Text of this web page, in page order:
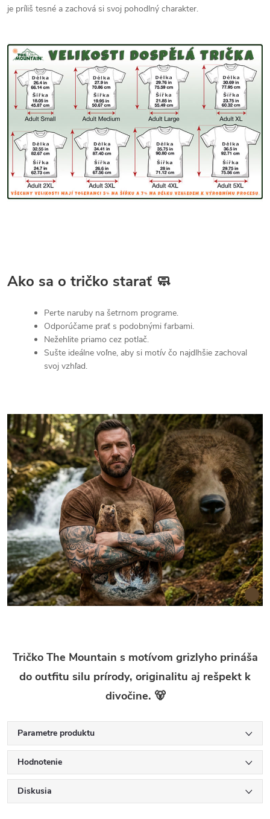
je príliš tesné a zachová si svoj pohodlný charakter.
Ako sa o tričko starať 🧼
Perte naruby na šetrnom programe.
Odporúčame prať s podobnými farbami.
Nežehlite priamo cez potlač.
Sušte ideálne voľne, aby si motív čo najdlhšie zachoval
svoj vzhľad.
Tričko The Mountain s motívom grizlyho prináša
do outfitu silu prírody, originalitu aj rešpekt k
divočine. 🐻
Parametre produktu
Hodnotenie
Diskusia